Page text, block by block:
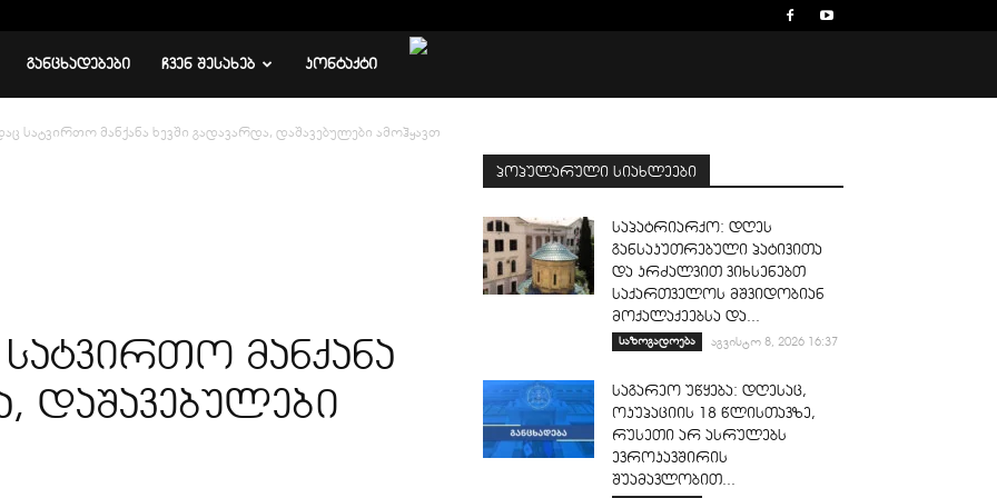
ᲒᲐᲜᲪᲮᲐᲓᲔᲑᲔᲑᲘ ᲩᲕᲔᲜ ᲨᲔᲡᲐᲮᲔᲑ ᲙᲝᲜᲢᲐᲥᲢᲘ
სატვირთო მანქანა ხევში გადავარდა, დაშავებულები ამოჰყავთ
მანქანა
დაშავებულები
პოპულარული სიახლეები
საპატრიარქო: დღეს
განსაკუთრებული პატივითა
და კრძალვით ვიხსენებთ
საქართველოს მშვიდობიან
მოქალაქეებსა და...
საზოგადოება აგვისტო 8, 2026 16:37
საგარეო უწყება: დღესაც,
ოკუპაციის 18 წლისთავზე,
რუსეთი არ ასრულებს
ევროკავშირის
შუამავლობით...